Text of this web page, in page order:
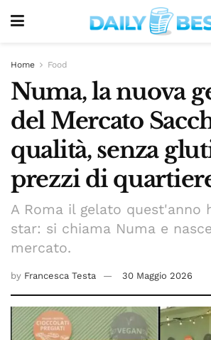
Home Food
Numa, la nuova
del Mercato
qualità, senza
prezzi di
A Roma il gelato quest'anno
star: si chiama Numa e
mercato.
by Francesca Testa 30 Maggio 2026